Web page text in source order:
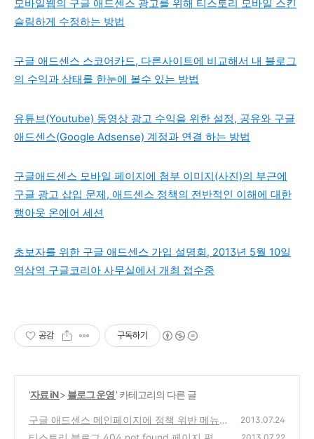
모바일웹의 구글 애드센스 광고를 위해 티스토리 모바일 스킨
슬림하게 수정하는 방법
구글 애드센스 스코어카드, 다른사이트에 비교해서 내 블로그
의 수익과 상태를 한눈에 볼수 있는 방법
유튜브(Youtube) 동영상 광고 수익을 위한 설정, 공유와 구글
애드센스(Google Adsense) 계정과 연결 하는 방법
구글애드센스 모바일 페이지에 첨부 이미지(사진)의 부근에
구글 광고 삽입 문제, 애드센스 정책의 전반적인 이해에 대한
행아웃 온에어 세션
초보자를 위한 구글 애드센스 가입 설명회, 2013년 5월 10일
역삼역 구글코리아 사무실에서 개최 접수중
공감 구독하기
'자료 iN> 블로그 운영' 카테고리의 다른 글
구글 애드센스 메인페이지에 정책 위반 메뉴
추가와 계정중지(차단)에 대한 생각
(9)
2013.07.24